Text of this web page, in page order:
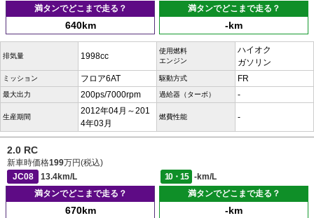
満タンでどこまで走る？
640km
満タンでどこまで走る？
-km
排気量 1998cc
使用燃料
エンジン
ハイオク
ガソリン
ミッション フロア6AT 駆動方式 FR
最大出力 200ps/7000rpm 過給器（ターボ） -
生産期間
2012年04月～201
4年03月
燃費性能 -
2.0 RC
新車時価格199万円(税込)
JC08
13.4km/L 10・15
-km/L
満タンでどこまで走る？
670km
満タンでどこまで走る？
-km